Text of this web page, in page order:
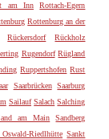
am Inn
Rottach-Egern
Rottenburg an der
Rückersdorf
Rückholz
Rugendorf Rügland
Ruppertshofen Rust
Saarbrücken
Saarburg
Sailauf Salach Salching
am Main
Sandberg
Riedlhütte Sankt